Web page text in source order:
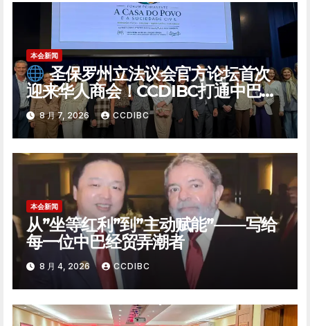
本会新闻
圣保罗州立法议会官方论坛首次
迎来华人商会！CCDIBC打通中巴政
企对话「高速通道」
8 月 7, 2026 CCDIBC
本会新闻
从”坐等红利”到”主动赋能”——写给
每一位中巴经贸弄潮者
8 月 4, 2026 CCDIBC